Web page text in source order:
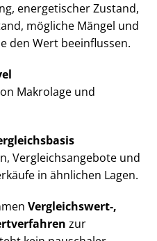
energetischer Zustand,
mögliche Mängel und
den Wert beeinflussen.
Makrolage und
Ver­gleichs­an­ge­bo­te und
in ähnlichen Lagen.
Vergleichswert-,
zur